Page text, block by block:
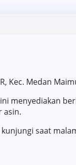
R, Kec. Medan
menyediakan
asin.
saat